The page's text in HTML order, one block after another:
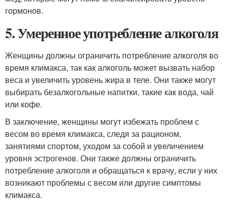
гормонов.
5. Умеренное употребление алкоголя
Женщины должны ограничить потребление алкоголя во
время климакса, так как алкоголь может вызвать набор
веса и увеличить уровень жира в теле. Они также могут
выбирать безалкогольные напитки, такие как вода, чай
или кофе.
В заключение, женщины могут избежать проблем с
весом во время климакса, следя за рационом,
занятиями спортом, уходом за собой и увеличением
уровня эстрогенов. Они также должны ограничить
потребление алкоголя и обращаться к врачу, если у них
возникают проблемы с весом или другие симптомы
климакса.